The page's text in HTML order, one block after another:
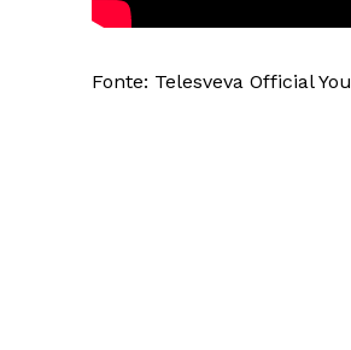
Fonte: Telesveva Official